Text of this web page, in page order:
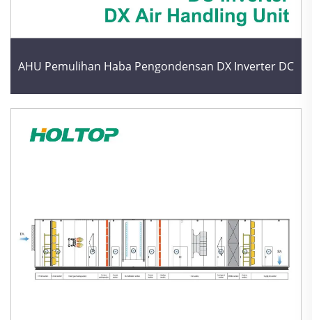
AHU Pemulihan Haba Pengondensan DX Inverter DC